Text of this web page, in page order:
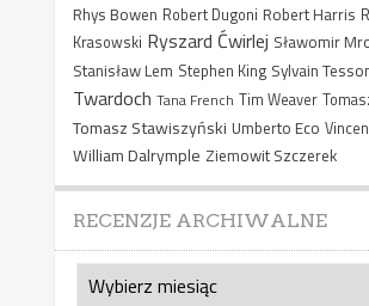
Rhys Bowen Robert Dugoni Robert Harris
Krasowski Ryszard Ćwirlej Sławomir
Stanisław Lem Stephen King Sylvain
Twardoch Tana French Tim Weaver
Tomasz Stawiszyński Umberto Eco
William Dalrymple Ziemowit Szczerek
RECENZJE ARCHIWALNE
Recenzje
archiwalne